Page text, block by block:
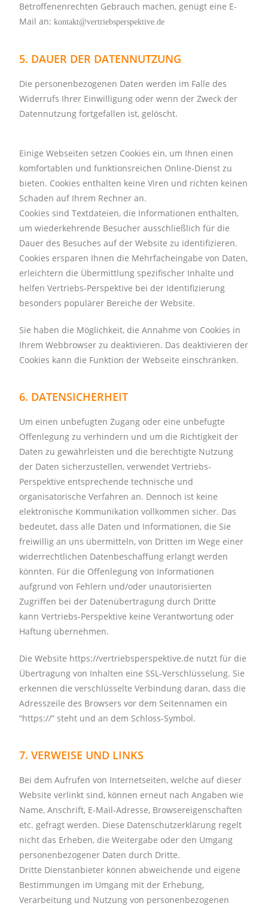
Betroffenenrechten Gebrauch machen, genügt eine E-
Mail an:kontakt@vertriebsperspektive.de
5. DAUER DER DATENNUTZUNG
Die personenbezogenen Daten werden im Falle des
Widerrufs Ihrer Einwilligung oder wenn der Zweck der
Datennutzung fortgefallen ist, gelöscht.
Einige Webseiten setzen Cookies ein, um Ihnen einen
komfortablen und funktionsreichen Online-Dienst zu
bieten. Cookies enthalten keine Viren und richten keinen
Schaden auf Ihrem Rechner an.
Cookies sind Textdateien, die Informationen enthalten,
um wiederkehrende Besucher ausschließlich für die
Dauer des Besuches auf der Website zu identifizieren.
Cookies ersparen Ihnen die Mehrfacheingabe von Daten,
erleichtern die Übermittlung spezifischer Inhalte und
helfenVertriebs-Perspektive bei der Identifizierung
besonders populärer Bereiche der Website.
Sie haben die Möglichkeit, die Annahme von Cookies in
Ihrem Webbrowser zu deaktivieren. Das deaktivieren der
Cookies kann die Funktion der Webseite einschränken.
6. DATENSICHERHEIT
Um einen unbefugten Zugang oder eine unbefugte
Offenlegung zu verhindern und um die Richtigkeit der
Daten zu gewährleisten und die berechtigte Nutzung
der Daten sicherzustellen, verwendetVertriebs-
Perspektive entsprechende technische und
organisatorische Verfahren an. Dennoch ist keine
elektronische Kommunikation vollkommen sicher. Das
bedeutet, dass alle Daten und Informationen, die Sie
freiwillig an uns übermitteln, von Dritten im Wege einer
widerrechtlichen Datenbeschaffung erlangt werden
könnten. Für die Offenlegung von Informationen
aufgrund von Fehlern und/oder unautorisierten
Zugriffen bei der Datenübertragung durch Dritte
kannVertriebs-Perspektive keine Verantwortung oder
Haftung übernehmen.
Die Website https://vertriebsperspektive.de nutzt für die
Übertragung von Inhalten eine SSL-Verschlüsselung. Sie
erkennen die verschlüsselte Verbindung daran, dass die
Adresszeile des Browsers vor dem Seitennamen ein
“https://” steht und an dem Schloss-Symbol.
7. VERWEISE UND LINKS
Bei dem Aufrufen von Internetseiten, welche auf dieser
Website verlinkt sind, können erneut nach Angaben wie
Name, Anschrift, E-Mail-Adresse, Browsereigenschaften
etc. gefragt werden. Diese Datenschutzerklärung regelt
nicht das Erheben, die Weitergabe oder den Umgang
personenbezogener Daten durch Dritte.
Dritte Dienstanbieter können abweichende und eigene
Bestimmungen im Umgang mit der Erhebung,
Verarbeitung und Nutzung von personenbezogenen